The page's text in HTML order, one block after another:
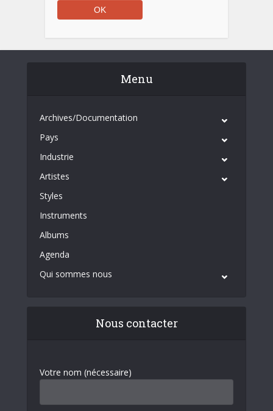
Menu
Archives/Documentation
Pays
Industrie
Artistes
Styles
Instruments
Albums
Agenda
Qui sommes nous
Nous contacter
Votre nom (nécessaire)